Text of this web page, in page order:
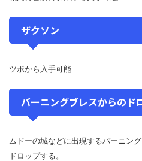
ザクソン
ツボから入手可能
バーニングブレスからのド
ムドーの城などに出現するバーニン
ドロップする。